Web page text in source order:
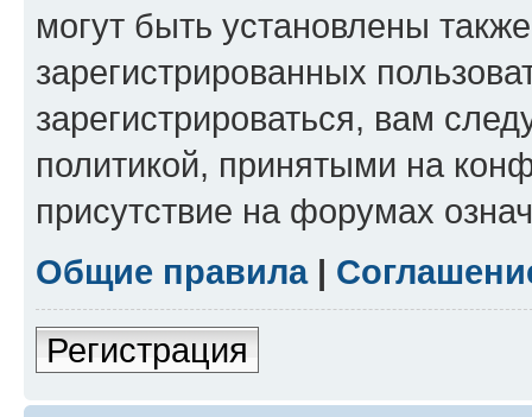
могут быть установлены
зарегистрированных
зарегистрироваться, вам
политикой, принятыми на
присутствие на форумах
Общие правила|
Регистрация